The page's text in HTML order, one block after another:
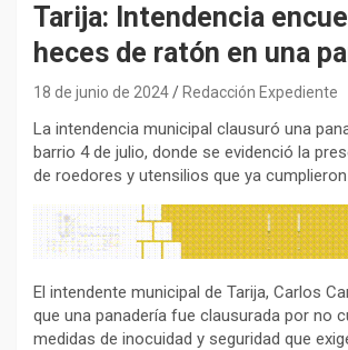
Tarija: Intendencia
heces de ratón en una
18 de junio de 2024 Redacción Expediente
La intendencia municipal clausuró una
barrio 4 de julio, donde se evidenció la
de roedores y utensilios que ya
El intendente municipal de Tarija, Carlos
que una panadería fue clausurada por no
medidas de inocuidad y seguridad que